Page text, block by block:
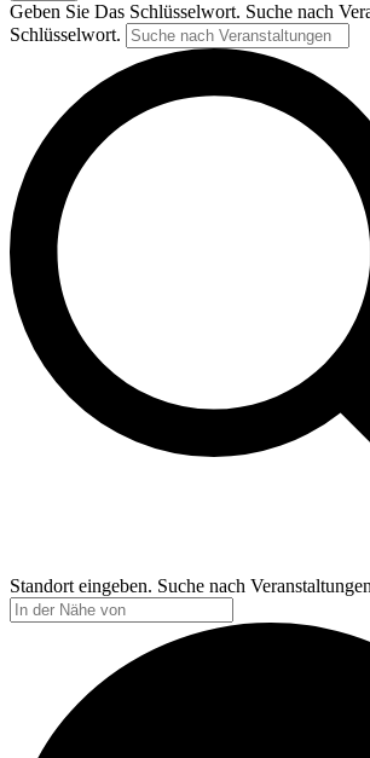
Geben Sie Das Schlüsselwort. Suche nach
Schlüsselwort.
Standort eingeben. Suche nach